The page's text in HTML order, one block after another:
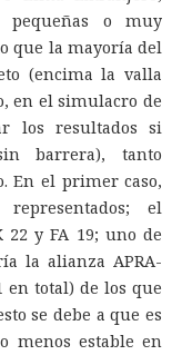
pequeñas o muy
que la mayoría del
(encima la valla
en el simulacro de
los resultados si
barrera), tanto
En el primer caso,
el
y FA 19; uno de
la alianza APRA-
en total) de los que
se debe a que es
menos estable en